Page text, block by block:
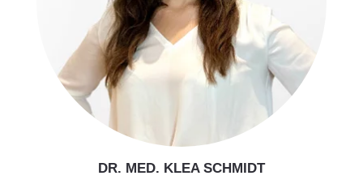
DR. MED. KLEA SCHMIDT